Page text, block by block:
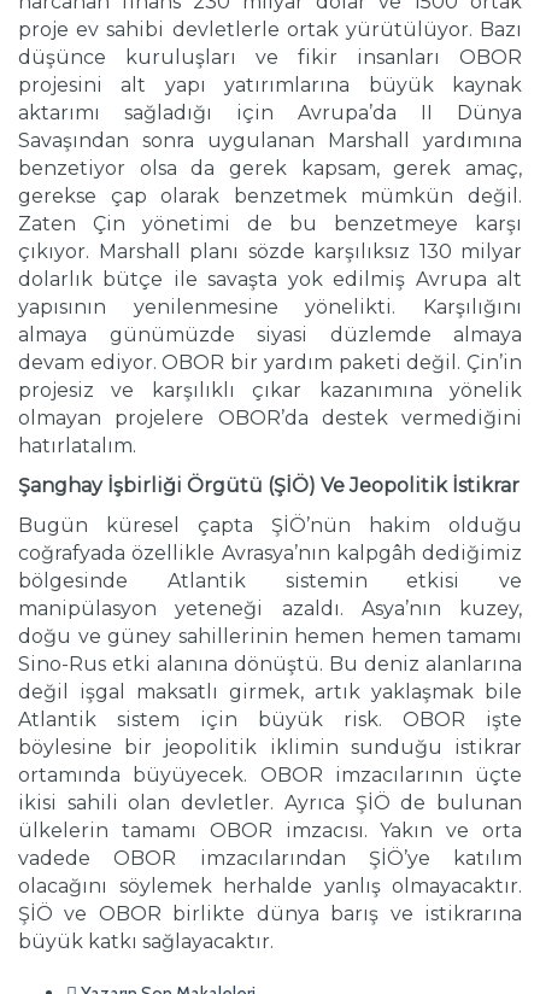
proje ev sahibi devletlerle ortak yürütülüyor. Bazı
düşünce kuruluşları ve fikir insanları OBOR
projesini alt yapı yatırımlarına büyük kaynak
aktarımı sağladığı için Avrupa’da II Dünya
Savaşından sonra uygulanan Marshall yardımına
benzetiyor olsa da gerek kapsam, gerek amaç,
gerekse çap olarak benzetmek mümkün değil.
Zaten Çin yönetimi de bu benzetmeye karşı
çıkıyor. Marshall planı sözde karşılıksız 130 milyar
dolarlık bütçe ile savaşta yok edilmiş Avrupa alt
yapısının yenilenmesine yönelikti. Karşılığını
almaya günümüzde siyasi düzlemde almaya
devam ediyor. OBOR bir yardım paketi değil. Çin’in
projesiz ve karşılıklı çıkar kazanımına yönelik
olmayan projelere OBOR’da destek vermediğini
hatırlatalım.
Şanghay İşbirliği Örgütü (ŞİÖ) Ve Jeopolitik İstikrar
Bugün küresel çapta ŞİÖ’nün hakim olduğu
coğrafyada özellikle Avrasya’nın kalpgâh dediğimiz
bölgesinde Atlantik sistemin etkisi ve
manipülasyon yeteneği azaldı. Asya’nın kuzey,
doğu ve güney sahillerinin hemen hemen tamamı
Sino-Rus etki alanına dönüştü. Bu deniz alanlarına
değil işgal maksatlı girmek, artık yaklaşmak bile
Atlantik sistem için büyük risk. OBOR işte
böylesine bir jeopolitik iklimin sunduğu istikrar
ortamında büyüyecek. OBOR imzacılarının üçte
ikisi sahili olan devletler. Ayrıca ŞİÖ de bulunan
ülkelerin tamamı OBOR imzacısı. Yakın ve orta
vadede OBOR imzacılarından ŞİÖ’ye katılım
olacağını söylemek herhalde yanlış olmayacaktır.
ŞİÖ ve OBOR birlikte dünya barış ve istikrarına
büyük katkı sağlayacaktır.